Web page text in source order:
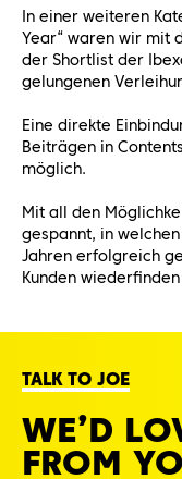
In einer weiteren
Year“ waren wir mit
der Shortlist der
gelungenen
Eine direkte
Beiträgen in
möglich.
Mit all den
gespannt, in
Jahren erfolgreich
Kunden
TALK TO JOE
WE’D
FROM